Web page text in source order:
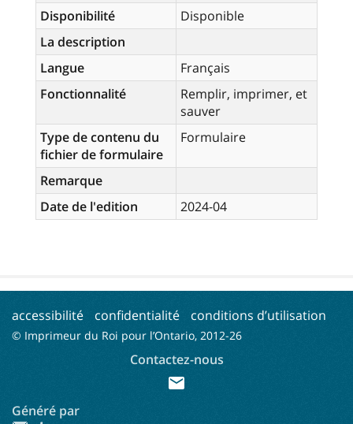
Disponibilité
Disponible
La description
Langue
Français
Fonctionnalité
Remplir, imprimer, et
sauver
Type de contenu du
fichier de formulaire
Formulaire
Remarque
Date de l'edition
2024-04
accessibilité confidentialité conditions d’utilisation
© Imprimeur du Roi pour l’Ontario, 2012-26
Contactez-nous
mail
Généré par